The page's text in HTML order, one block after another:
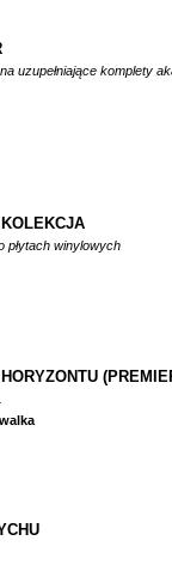
uzupełniające komplety
płytach winylowych